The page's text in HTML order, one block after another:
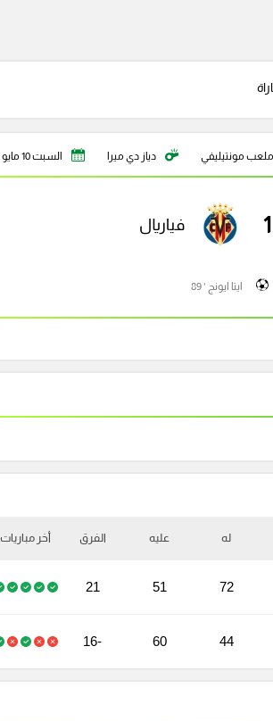
ملعب مونتيليفي دياز دي ميرا السبت 10 مايو 2025
1 فياريال
ايتا ايونج ' 89
له عليه الفرق أخر مباريات
72
51
21
44
60
-16